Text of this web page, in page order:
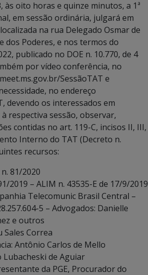
às oito horas e quinze minutos, a 1ª
em sessão ordinária, julgará em
na rua Delegado Osmar de
dos Poderes, e nos termos do
publicado no DOE n. 10.770, de 4
por vídeo conferência, no
SessãoTAT e
no endereço
devendo os interessados em
respectiva sessão, observar,
contidas no art. 119-C, incisos II, III,
Interno do TAT (Decreto n.
recursos:
81/2020
2019 – ALIM n. 43535-E de 17/9/2019
Telecomunic Brasil Central –
5 – Advogados: Danielle
e outros
Sales Correa
Antônio Carlos de Mello
Lubacheski de Aguiar
da PGE, Procurador do